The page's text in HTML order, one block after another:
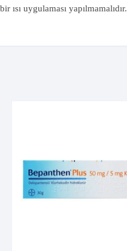
ısı uygulaması yapılmamalıdır.